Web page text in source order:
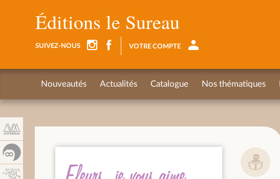
Éditions le Sureau
SUIVEZ-NOUS VOTRE COMPTE
Nouveautés Actualités Catalogue Nos thématiques